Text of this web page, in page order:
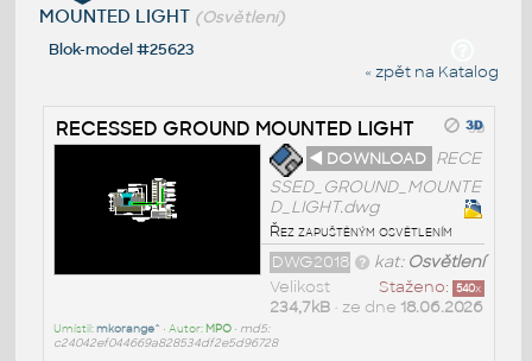
MOUNTED LIGHT (Osvětlení)
Blok-model #25623
« zpět na Katalog
RECESSED GROUND MOUNTED LIGHT
◄ DOWNLOAD RECE
SSED_GROUND_MOUNTE
D_LIGHT.dwg
Řez zapuštěným osvětlením
kat: Osvětlení
DWG2018
Staženo: 540x
Velikost
234,7kB• ze dne 18.06.2026
Umístil:mkorange^ • Autor: MPO• md5:
c24042ef044669a828534df2e5d96728